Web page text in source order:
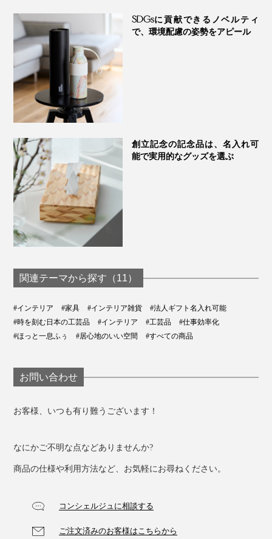
会社の周年祝いにも選ばれています。
『NENRIN』のティッシュケースは、ギフトボックス入りなので、贈り物にぴっ
たり
「『NENRIN』の寄せ木模様を、気に入った愛用者から
のが多いので、こんな総柄のケースは、めずらしいと思
います。
SDGsに貢献できるノベルティ
で、環境配慮の姿勢をアピール
創立記念の記念品は、名入れ可
能で実用的なグッズを選ぶ
関連テーマから探す（11）
#インテリア #家具 #インテリア雑貨
#法人ギフト名入れ可能
#時を刻む日本の工芸品
#インテリア #工芸品
#仕事効率化
#ほっと一息ふぅ
#居心地のいい空間 #すべての商品
お問い合わせ
お客様、いつも有り難うございます！
なにかご不明な点などありませんか?
商品の仕様や利用方法など、お気軽にお尋ねください。
コンシェルジュに相談する
ご注文済みのお客様はこちらから